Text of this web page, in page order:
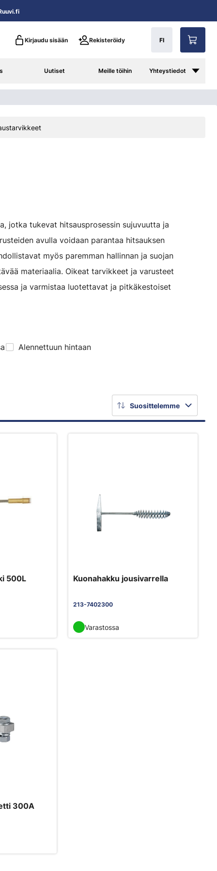
Kirjaudu sisään Rekisteröidy FI
Uutiset Meille töihin Yhteystiedot
jotka tukevat hitsausprosessin sujuvuutta ja
avulla voidaan parantaa hitsauksen
myös paremman hallinnan ja suojan
materiaalia. Oikeat tarvikkeet ja varusteet
ja varmistaa luotettavat ja pitkäkestoiset
Alennettuun hintaan
Suosittelemme
500L
Kuonahakku jousivarrella
213-7402300
Varastossa
300A